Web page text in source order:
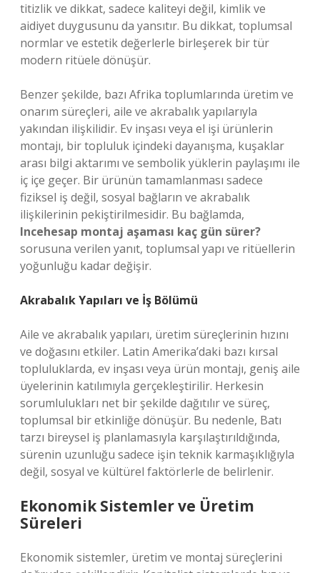
titizlik ve dikkat, sadece kaliteyi değil, kimlikve
aidiyet duygusunu da yansıtır. Bu dikkat, toplumsal
normlar ve estetik değerlerle birleşerek bir tür
modern ritüele dönüşür.
Benzer şekilde, bazı Afrika toplumlarında üretim ve
onarım süreçleri, aile ve akrabalık yapılarıyla
yakından ilişkilidir. Ev inşası veya el işi ürünlerin
montajı, bir topluluk içindeki dayanışma, kuşaklar
arası bilgi aktarımı ve sembolik yüklerin paylaşımı ile
iç içe geçer. Bir ürünün tamamlanması sadece
fiziksel iş değil, sosyal bağların ve akrabalık
ilişkilerinin pekiştirilmesidir. Bu bağlamda,
Incehesap montaj aşaması kaç gün sürer?
sorusuna verilen yanıt, toplumsal yapı ve ritüellerin
yoğunluğu kadar değişir.
Akrabalık Yapıları ve İş Bölümü
Aile ve akrabalık yapıları, üretim süreçlerinin hızını
ve doğasını etkiler. Latin Amerika’daki bazı kırsal
topluluklarda, ev inşası veya ürün montajı, geniş aile
üyelerinin katılımıyla gerçekleştirilir. Herkesin
sorumlulukları net bir şekilde dağıtılır ve süreç,
toplumsal bir etkinliğe dönüşür. Bu nedenle, Batı
tarzı bireysel iş planlamasıyla karşılaştırıldığında,
sürenin uzunluğu sadece işin teknik karmaşıklığıyla
değil, sosyal ve kültürel faktörlerle de belirlenir.
Ekonomik Sistemler ve Üretim
Süreleri
Ekonomik sistemler, üretim ve montaj süreçlerini